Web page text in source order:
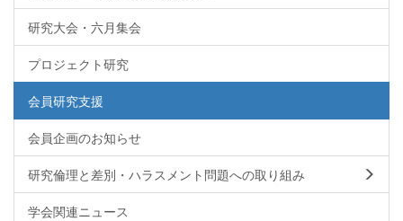
研究大会・六月集会
プロジェクト研究
会員研究支援
会員企画のお知らせ
研究倫理と差別・ハラスメント問題への取り組み
学会関連ニュース